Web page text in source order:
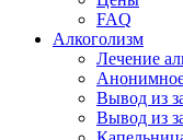
FAQ
Алкоголизм
Лечение
Анонимное
Вывод из
Вывод из